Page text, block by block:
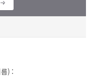
) :